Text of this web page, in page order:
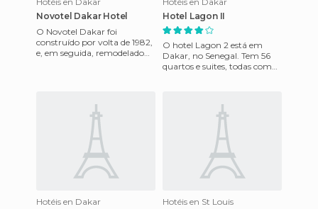
Novotel Dakar Hotel
O Novotel Dakar foi
construído por volta de 1982,
e, em seguida, remodelado
Hotel Lagon II
O hotel Lagon 2 está em
Dakar, no Senegal. Tem 56
quartos e suites, todas com
Hotéis en Dakar
Hotéis en St Louis